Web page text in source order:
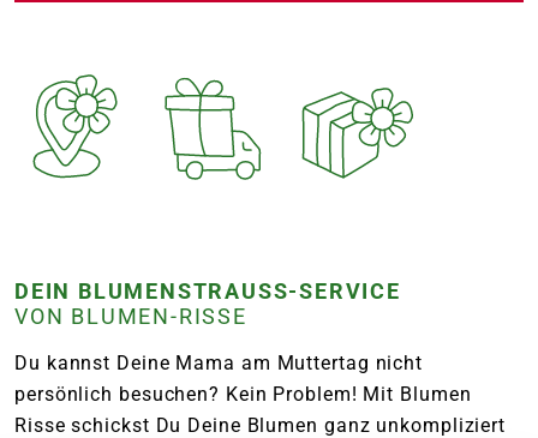
DEIN BLUMENSTRAUSS-SERVICE
VON BLUMEN-RISSE
Du kannst Deine Mama am Muttertag nicht
persönlich besuchen? Kein Problem! Mit Blumen
Risse schickst Du Deine Blumen ganz unkompliziert